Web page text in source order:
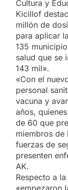
Cultura y
Kicillof
millón de
para aplicar
135
salud que se
143 mil».
«Con el
personal
vacuna y
años,
de 60 que
miembros de
fuerzas de
presenten
AK.
Respecto a
«empezaron